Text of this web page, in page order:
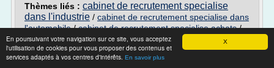
X
En poursuivant votre navigation sur ce site, vous acceptez
l'utilisation de cookies pour vous proposer des contenus et
services adaptés à vos centres d'intérêts. En savoir plus
Thèmes liés : cabinet de recrutement specialise
dans l'industrie / cabinet de recrutement specialise dans
l'automobile/cabinet de recrutement specialise achats/
cabinet de recrutement specialise dans l'environnement
cabinet de recrutement generaliste ou specialise